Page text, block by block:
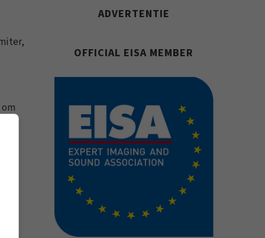
ADVERTENTIE
OFFICIAL EISA MEMBER